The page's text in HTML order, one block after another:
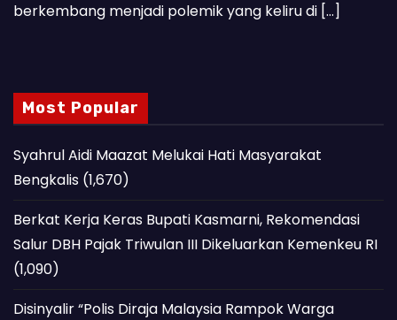
berkembang menjadi polemik yang keliru di […]
Most Popular
Syahrul Aidi Maazat Melukai Hati Masyarakat
Bengkalis (1,670)
Berkat Kerja Keras Bupati Kasmarni, Rekomendasi
Salur DBH Pajak Triwulan III Dikeluarkan Kemenkeu RI
(1,090)
Disinyalir “Polis Diraja Malaysia Rampok Warga